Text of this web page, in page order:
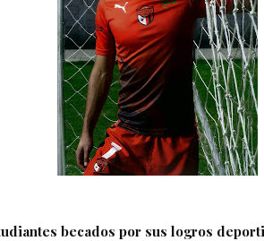
becados por sus logros